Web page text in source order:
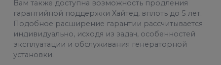
Вам также доступна возможность продления
гарантийной поддержки Хайтед, вплоть до 5 лет.
Подобное расширение гарантии рассчитывается
индивидуально, исходя из задач, особенностей
эксплуатации и обслуживания генераторной
установки.